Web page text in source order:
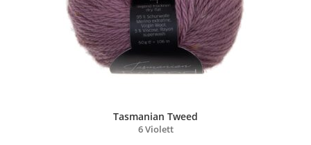
Tasmanian Tweed
6 Violett